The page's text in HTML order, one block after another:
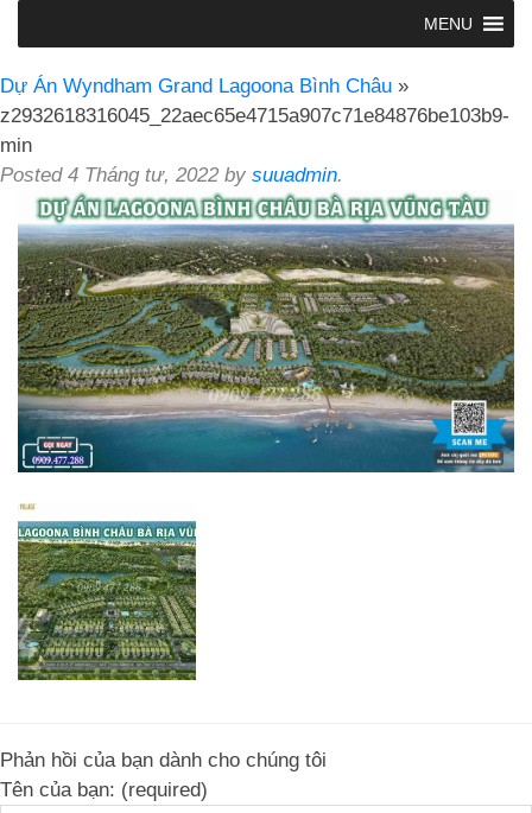
MENU
Dự Án Wyndham Grand Lagoona Bình Châu »
z2932618316045_22aec65e4715a907c71e84876be103b9-
min
Posted 4 Tháng tư, 2022 by suuadmin.
Phản hồi của bạn dành cho chúng tôi
Tên của bạn: (required)